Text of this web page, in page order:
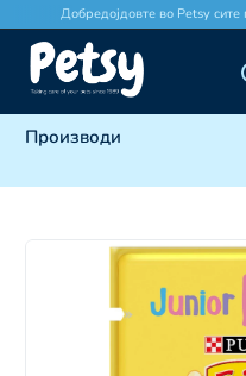
Добредојдовте во Petsy сите
Производи